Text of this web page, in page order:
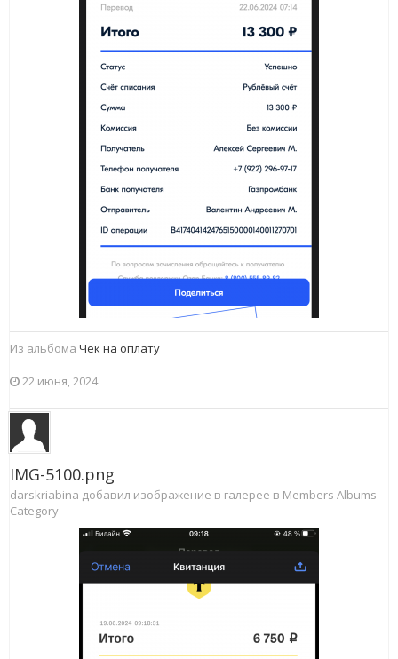
Из альбома Чек на оплату
22 июня, 2024
IMG-5100.png
darskriabina добавил изображение в галерее в Members Albums
Category